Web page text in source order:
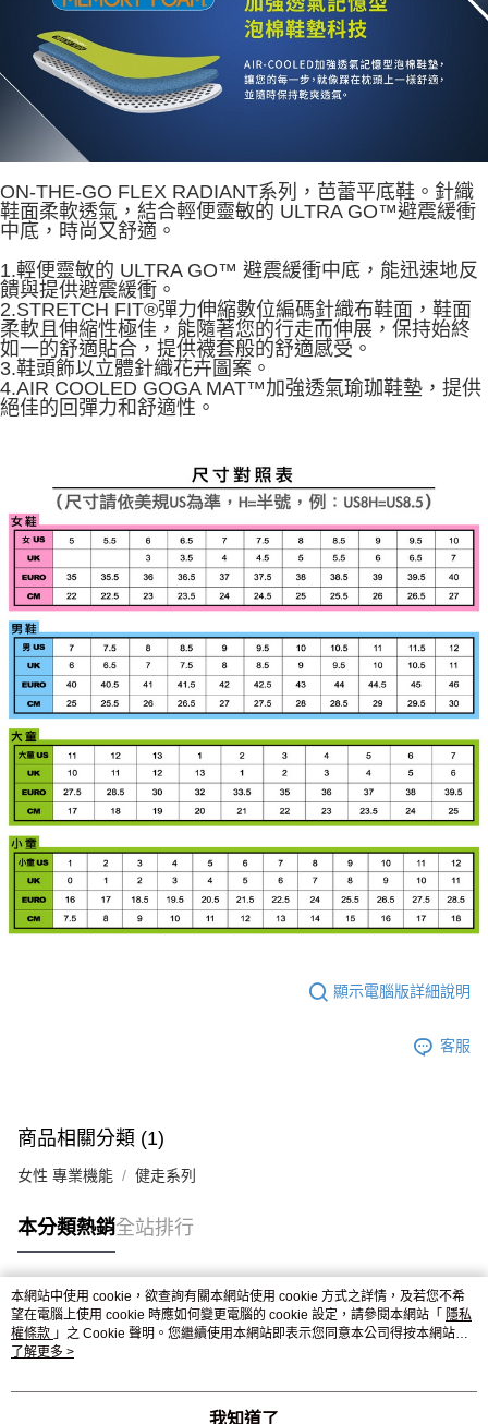
3.完整用戶服務條款，請詳閱以下連結：https://oppay.tw/userRule
ON-THE-GO FLEX RADIANT系列，芭蕾平底鞋。針織
鞋面柔軟透氣，結合輕便靈敏的 ULTRA GO™避震緩衝
中底，時尚又舒適。
1.輕便靈敏的 ULTRA GO™ 避震緩衝中底，能迅速地反
饋與提供避震緩衝。
2.STRETCH FIT®彈力伸縮數位編碼針織布鞋面，鞋面
柔軟且伸縮性極佳，能隨著您的行走而伸展，保持始終
如一的舒適貼合，提供襪套般的舒適感受。
3.鞋頭飾以立體針織花卉圖案。
4.AIR COOLED GOGA MAT™加強透氣瑜珈鞋墊，提供
絕佳的回彈力和舒適性。
顯示電腦版詳細說明
客服
商品相關分類 (1)
女性 專業機能 健走系列
本分類熱銷全站排行
熱門標籤
本網站中使用 cookie，欲查詢有關本網站使用 cookie 方式之詳情，及若您不希
望在電腦上使用 cookie 時應如何變更電腦的 cookie 設定，請參閱本網站「 隱私
權條款 」之 Cookie 聲明。您繼續使用本網站即表示您同意本公司得按本網站使
用條款之 Cookie 聲明使用 cookie。
了解更多 >
我知道了